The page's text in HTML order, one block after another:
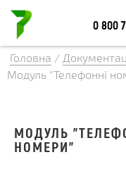
0 800
Головна /
Модуль "Телефонні
МОДУЛЬ
НОМЕРИ"